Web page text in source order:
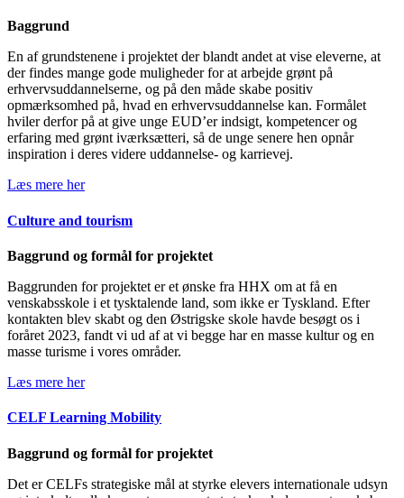
Baggrund
En af grundstenene i projektet der blandt andet at vise eleverne, at
der findes mange gode muligheder for at arbejde grønt på
erhvervsuddannelserne, og på den måde skabe positiv
opmærksomhed på, hvad en erhvervsuddannelse kan. Formålet
hviler derfor på at give unge EUD’er indsigt, kompetencer og
erfaring med grønt iværksætteri, så de unge senere hen opnår
inspiration i deres videre uddannelse- og karrievej.
Læs mere her
Culture and tourism
Baggrund og formål for projektet
Baggrunden for projektet er et ønske fra HHX om at få en
venskabsskole i et tysktalende land, som ikke er Tyskland. Efter
kontakten blev skabt og den Østrigske skole havde besøgt os i
foråret 2023, fandt vi ud af at vi begge har en masse kultur og en
masse turisme i vores områder.
Læs mere her
CELF Learning Mobility
Baggrund og formål for projektet
Det er CELFs strategiske mål at styrke elevers internationale udsyn